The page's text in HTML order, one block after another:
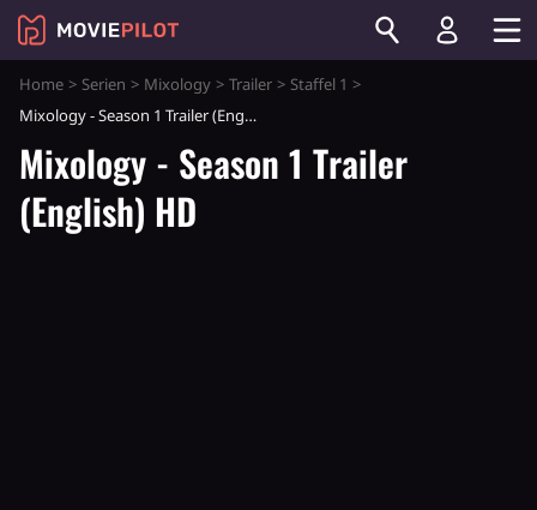
Home Serien Mixology Trailer
Staffel 1
Mixology - Season 1 Trailer (English) HD
Mixology - Season 1 Trailer
(English) HD